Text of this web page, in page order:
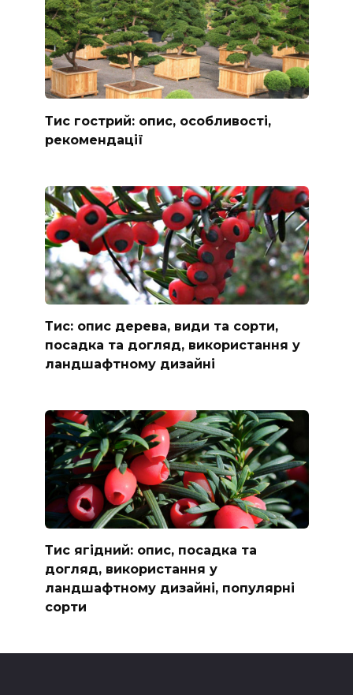
Тис гострий: опис, особливості,
рекомендації
Тис: опис дерева, види та сорти,
посадка та догляд, використання у
ландшафтному дизайні
Тис ягідний: опис, посадка та
догляд, використання у
ландшафтному дизайні, популярні
сорти